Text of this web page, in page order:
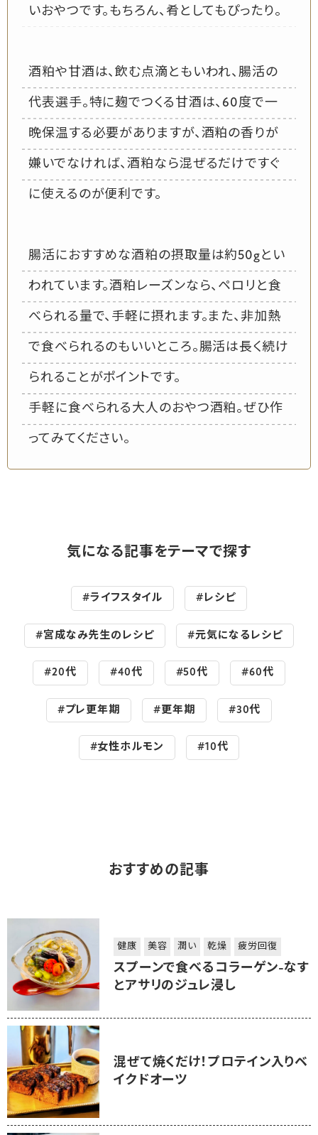
いおやつです。もちろん、肴としてもぴったり。
酒粕や甘酒は、飲む点滴ともいわれ、腸活の
代表選手。特に麹でつくる甘酒は、60度で一
晩保温する必要がありますが、酒粕の香りが
嫌いでなければ、酒粕なら混ぜるだけですぐ
に使えるのが便利です。
腸活におすすめな酒粕の摂取量は約50gとい
われています。酒粕レーズンなら、ペロリと食
べられる量で、手軽に摂れます。また、非加熱
で食べられるのもいいところ。腸活は長く続け
られることがポイントです。
手軽に食べられる大人のおやつ酒粕。ぜひ作
ってみてください。
気になる記事をテーマで探す
#ライフスタイル #レシピ
#宮成なみ先生のレシピ #元気になるレシピ
#20代 #40代 #50代 #60代
#プレ更年期 #更年期 #30代
#女性ホルモン #10代
おすすめの記事
健康 美容 潤い 乾燥 疲労回復
スプーンで食べるコラーゲン-なす
とアサリのジュレ浸し
混ぜて焼くだけ！プロテイン入りベ
イクドオーツ